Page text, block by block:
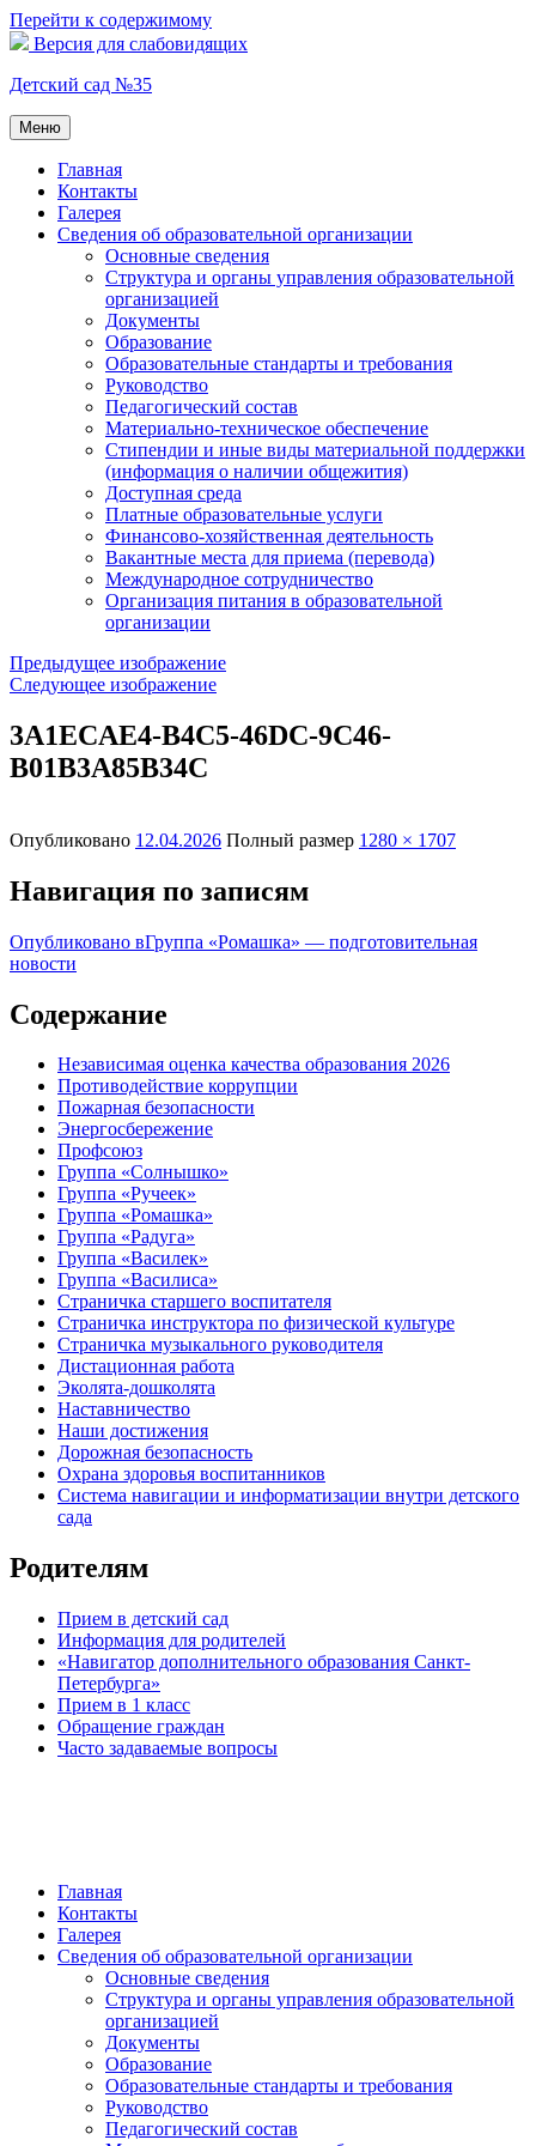
Перейти к содержимому
Версия для слабовидящих
Детский сад №35
Меню
Главная
Контакты
Галерея
Сведения об образовательной организации
Основные сведения
Структура и органы управления образовательной
организацией
Документы
Образование
Образовательные стандарты и требования
Руководство
Педагогический состав
Материально-техническое обеспечение
Стипендии и иные виды материальной поддержки
(информация о наличии общежития)
Доступная среда
Платные образовательные услуги
Финансово-хозяйственная деятельность
Вакантные места для приема (перевода)
Международное сотрудничество
Организация питания в образовательной
организации
Предыдущее изображение
Следующее изображение
3A1ECAE4-B4C5-46DC-9C46-
B01B3A85B34C
Опубликовано 12.04.2026 Полный размер 1280 × 1707
Навигация по записям
Опубликовано вГруппа «Ромашка» — подготовительная
новости
Содержание
Независимая оценка качества образования 2026
Противодействие коррупции
Пожарная безопасности
Энергосбережение
Профсоюз
Группа «Солнышко»
Группа «Ручеек»
Группа «Ромашка»
Группа «Радуга»
Группа «Василек»
Группа «Василиса»
Страничка старшего воспитателя
Страничка инструктора по физической культуре
Страничка музыкального руководителя
Дистационная работа
Эколята-дошколята
Наставничество
Наши достижения
Дорожная безопасность
Охрана здоровья воспитанников
Система навигации и информатизации внутри детского
сада
Родителям
Прием в детский сад
Информация для родителей
«Навигатор дополнительного образования Санкт-
Петербурга»
Прием в 1 класс
Обращение граждан
Часто задаваемые вопросы
Главная
Контакты
Галерея
Сведения об образовательной организации
Основные сведения
Структура и органы управления образовательной
организацией
Документы
Образование
Образовательные стандарты и требования
Руководство
Педагогический состав